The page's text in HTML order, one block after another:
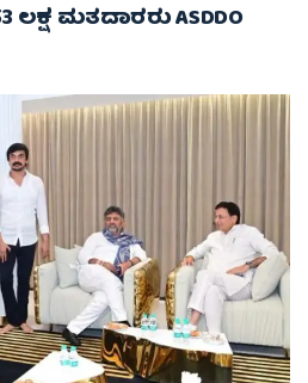
ಲಕ್ಷ ಮತದಾರರು ASDDO